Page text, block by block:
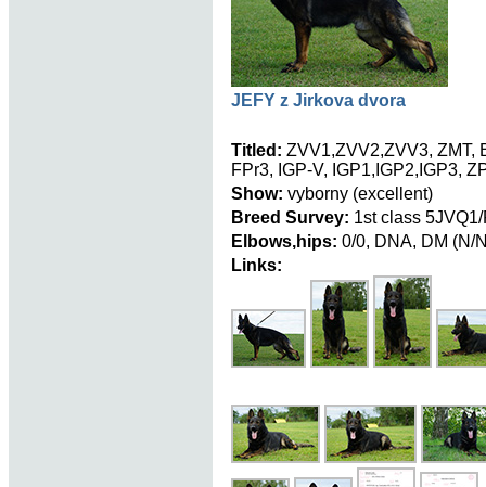
JEFY z Jirkova dvora
Titled: ZVV1,ZVV2,ZVV3, ZMT,
FPr3, IGP-V, IGP1,IGP2,IGP3,
Show: vyborny (excellent)
Breed Survey: 1st class
Elbows,hips: 0/0, DNA, DM (N/
Links: